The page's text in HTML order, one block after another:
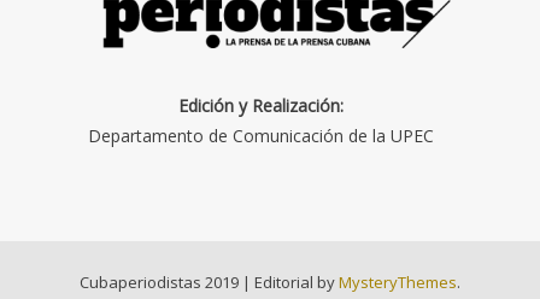
Edición y Realización:
Departamento de Comunicación de la UPEC
Cubaperiodistas 2019 | Editorial byMysteryThemes.